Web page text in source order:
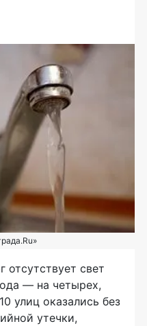
отсутствует свет
— на четырех,
улиц оказались без
утечки,